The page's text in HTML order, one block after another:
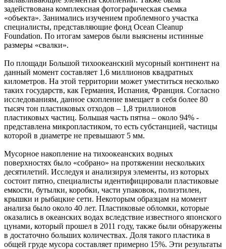
задействована комплексная фотографическая съемка
«объекта». Занимались изучением проблемного участка
специалисты, представляющие фонд Ocean Cleanup
Foundation. По итогам замеров были выяснены истинные
размеры «свалки».
По площади Большой тихоокеанский мусорный континент на
данный момент составляет 1,6 миллионов квадратных
километров. На этой территории может уместиться несколько
таких государств, как Германия, Испания, Франция. Согласно
исследованиям, данное скопление вмещает в себя более 80
тысяч тон пластиковых отходов – 1,8 триллионов
пластиковых частиц. Большая часть пятна – около 94% -
представлена микропластиком, то есть субстанцией, частицы
которой в диаметре не превышают 5 мм.
Мусорное накопление на тихоокеанских водных
поверхностях было «собрано» на протяжении нескольких
десятилетий. Исследуя и анализируя элементы, из которых
состоит пятно, специалисты идентифицировали пластиковые
емкости, бутылки, коробки, части упаковок, полиэтилен,
крышки и рыбацкие сети. Некоторым образцам на момент
анализа было около 40 лет. Пластиковые обломки, которые
оказались в океанских водах вследствие известного японского
цунами, который прошел в 2011 году, также были обнаружены
в достаточно больших количествах. Доля такого пластика в
общей груде мусора составляет примерно 15%. Эти результаты